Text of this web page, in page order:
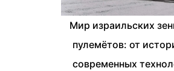
Мир израильских
пулемётов: от
современных